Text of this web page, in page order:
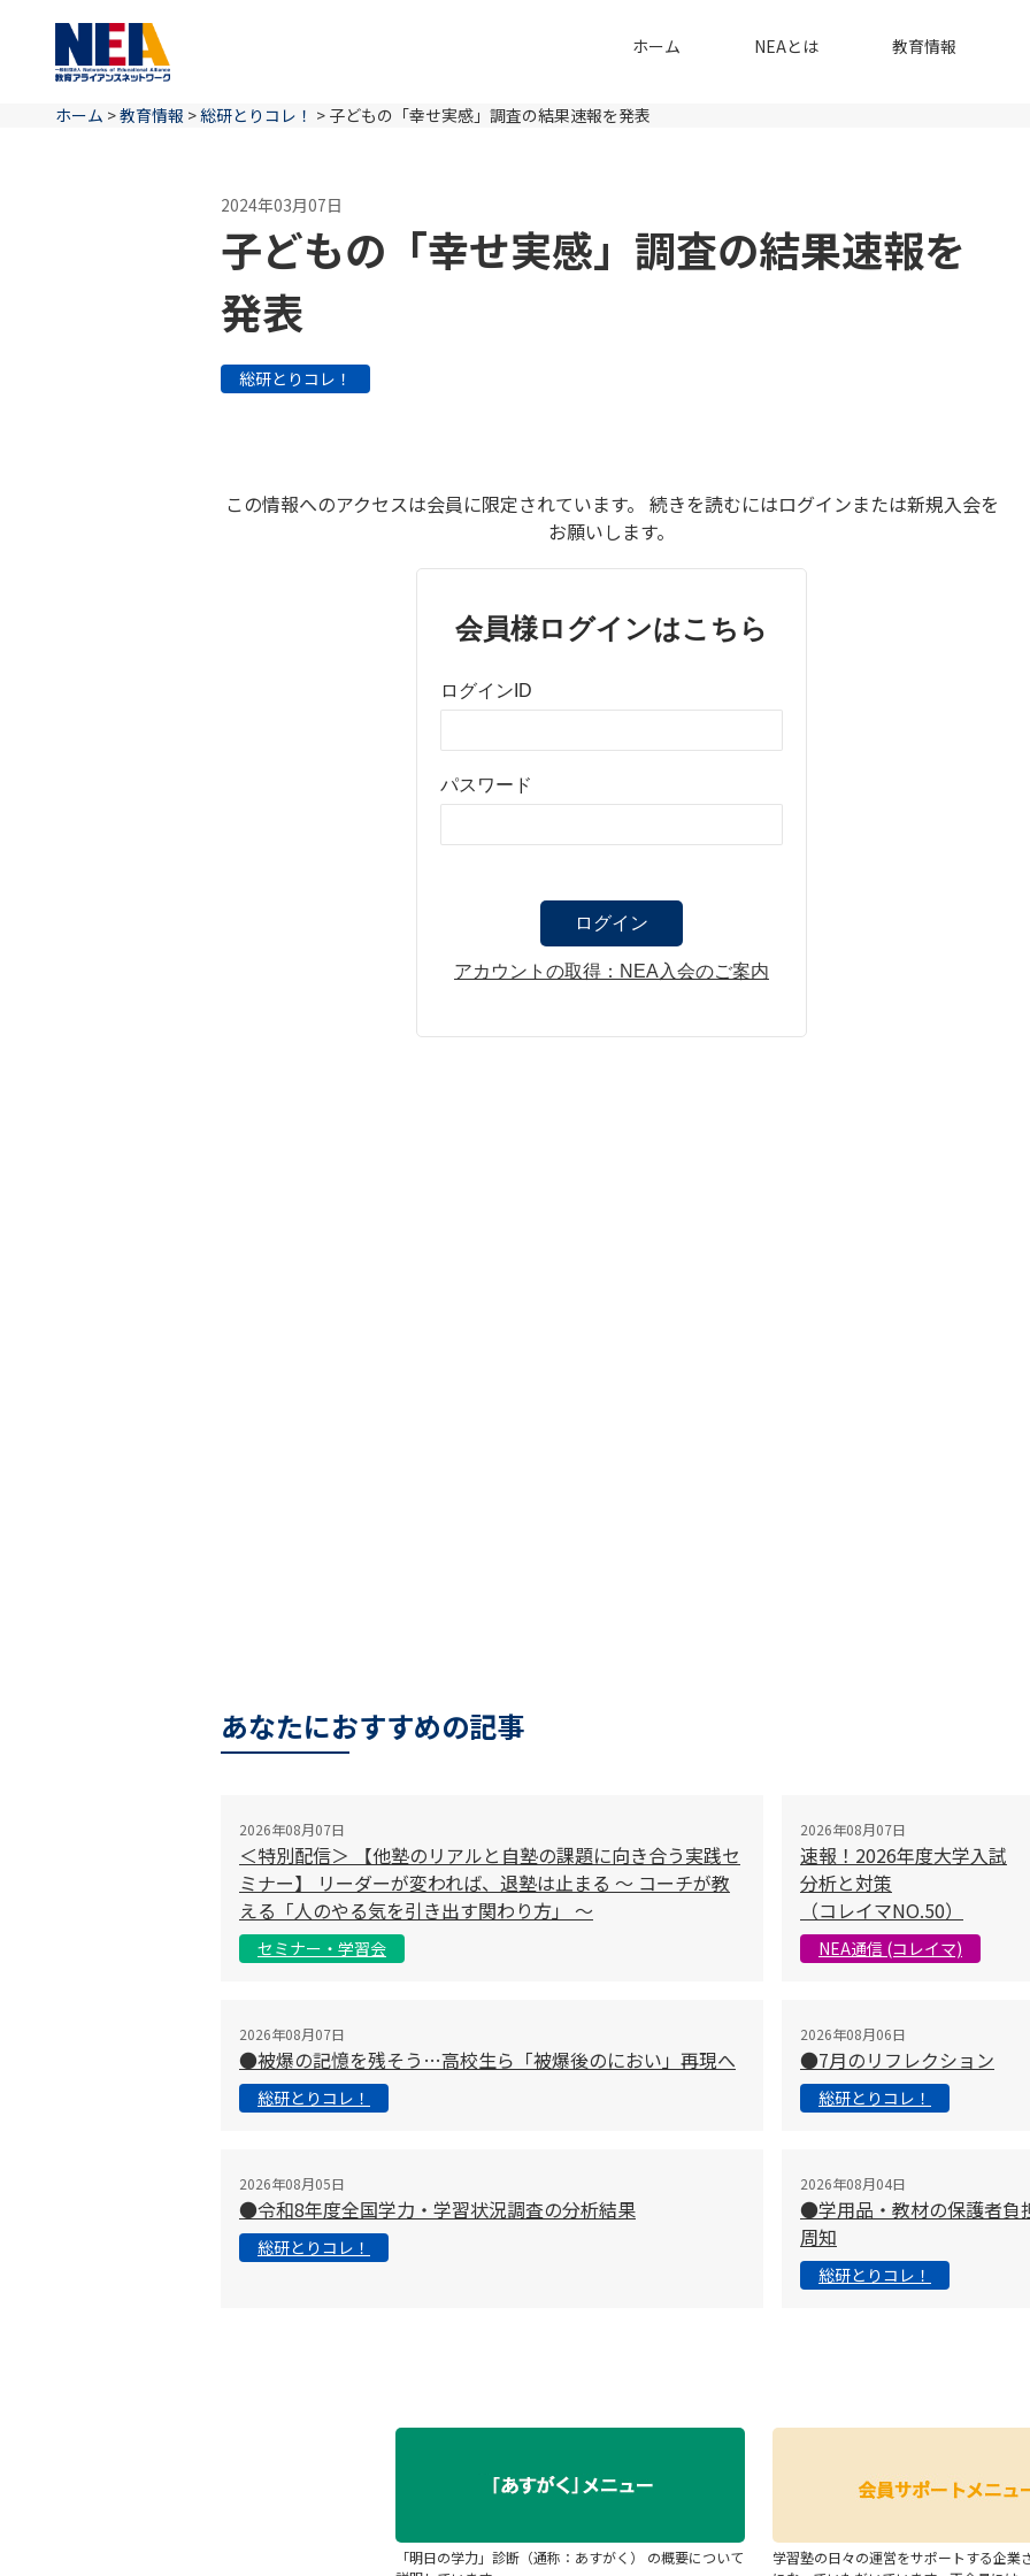
ホーム NEAとは 教育情報
ホーム >教育情報 >総研とりコレ！ > 子どもの「幸せ実感」調査の結果速報を発表
2024年03月07日
子どもの「幸せ実感」調査の結果速報を
発表
総研とりコレ！
この情報へのアクセスは会員に限定されています。 続きを読むにはログインまたは新規入会を
お願いします。
会員様ログインはこちら
ログインID
パスワード
アカウントの取得：NEA入会のご案内
あなたにおすすめの記事
2026年08月07日
＜特別配信＞ 【他塾のリアルと自塾の課題に向き合う実践セ
ミナー】 リーダーが変われば、退塾は止まる 〜 コーチが教
える「人のやる気を引き出す関わり方」 〜
セミナー・学習会
2026年08月07日
速報！2026年度大学入試
分析と対策
（コレイマNO.50）
NEA通信 (コレイマ)
2026年08月07日
●被爆の記憶を残そう…高校生ら「被爆後のにおい」再現へ
総研とりコレ！
2026年08月06日
●7月のリフレクション
総研とりコレ！
2026年08月05日
●令和8年度全国学力・学習状況調査の分析結果
総研とりコレ！
2026年08月04日
●学用品・教材の保護者負
周知
総研とりコレ！
「明日の学力」診断（通称：あすがく） の概要について
学習塾の日々の運営をサポートする企業